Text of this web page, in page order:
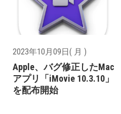
2023年10月09日( 月 )
Apple、バグ修正したMac
アプリ「iMovie 10.3.10」
を配布開始